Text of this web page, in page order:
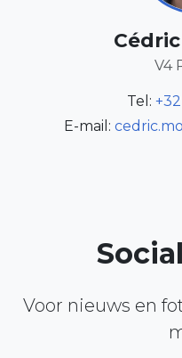
V4
Tel:
E-mail:
Voor nieuws en